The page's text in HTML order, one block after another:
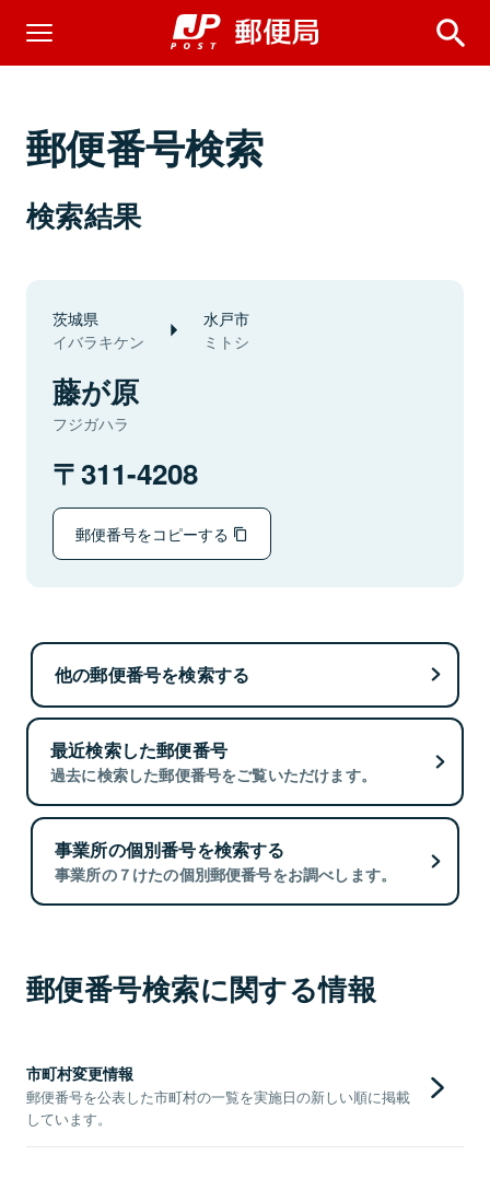
郵便番号検索
検索結果
茨城県
イバラキケン
水戸市
ミトシ
藤が原
フジガハラ
311-4208
郵便番号をコピーする
他の郵便番号を検索する
最近検索した郵便番号
過去に検索した郵便番号をご覧いただけます。
事業所の個別番号を検索する
事業所の７けたの個別郵便番号をお調べします。
郵便番号検索に関する情報
市町村変更情報
郵便番号を公表した市町村の一覧を実施日の新しい順に掲載
しています。